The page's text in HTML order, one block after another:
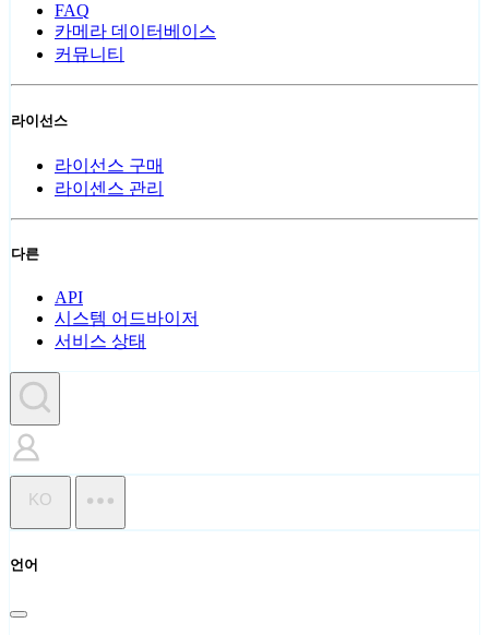
FAQ
카메라 데이터베이스
커뮤니티
라이선스
라이선스 구매
라이센스 관리
다른
API
시스템 어드바이저
서비스 상태
KO
언어